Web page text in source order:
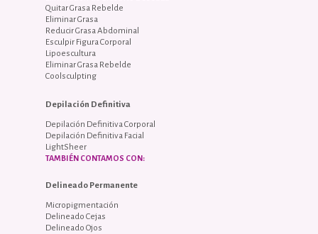
Quitar Grasa Rebelde
Eliminar Grasa
Reducir Grasa Abdominal
Esculpir Figura Corporal
Lipoescultura
Eliminar Grasa Rebelde
Coolsculpting
Depilación Definitiva
Depilación Definitiva Corporal
Depilación Definitiva Facial
LightSheer
TAMBIÉN CONTAMOS CON:
Delineado Permanente
Micropigmentación
Delineado Cejas
Delineado Ojos